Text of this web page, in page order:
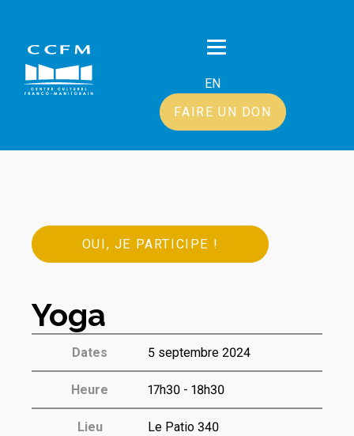
EN
FAIRE UN DON
OUI, JE PARTICIPE !
Yoga
Dates 5 septembre 2024
Heure 17h30 - 18h30
Lieu Le Patio 340